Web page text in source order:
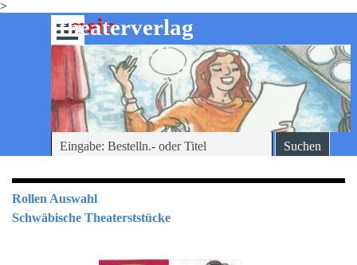
>
Direkt zum Seiteninhalt
-theaterverlag
mein
Menü überspringen
Suchen
Rollen Auswahl
Schwäbische Theaterststücke